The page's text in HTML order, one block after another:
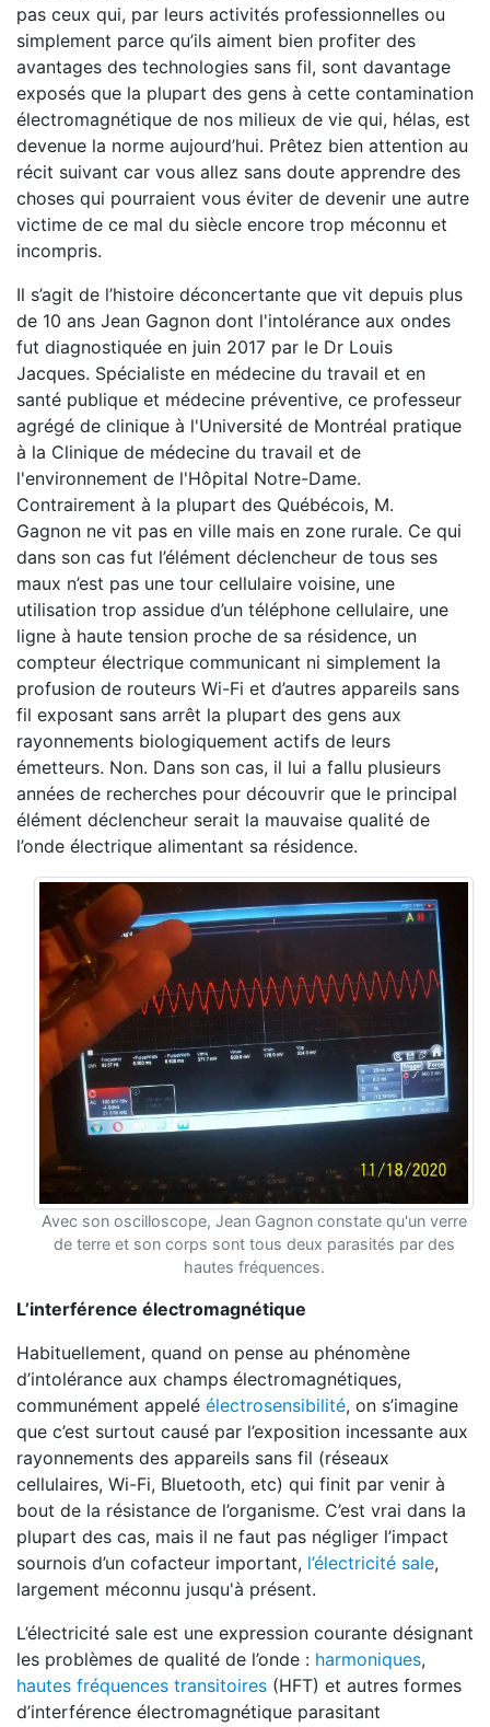
pas ceux qui, par leurs activités professionnelles ou
simplement parce qu’ils aiment bien profiter des
avantages des technologies sans fil, sont davantage
exposés que la plupart des gens à cette contamination
électromagnétique de nos milieux de vie qui, hélas, est
devenue la norme aujourd’hui. Prêtez bien attention au
récit suivant car vous allez sans doute apprendre des
choses qui pourraient vous éviter de devenir une autre
victime de ce mal du siècle encore trop méconnu et
incompris.
Il s’agit de l’histoire déconcertante que vit depuis plus
de 10 ans Jean Gagnon dont l'intolérance aux ondes
fut diagnostiquée en juin 2017 par le Dr Louis
Jacques. Spécialiste en médecine du travail et en
santé publique et médecine préventive, ce professeur
agrégé de clinique à l'Université de Montréal pratique
à la Clinique de médecine du travail et de
l'environnement de l'Hôpital Notre-Dame.
Contrairement à la plupart des Québécois, M.
Gagnon ne vit pas en ville mais en zone rurale. Ce qui
dans son cas fut l’élément déclencheur de tous ses
maux n’est pas une tour cellulaire voisine, une
utilisation trop assidue d’un téléphone cellulaire, une
ligne à haute tension proche de sa résidence, un
compteur électrique communicant ni simplement la
profusion de routeurs Wi-Fi et d’autres appareils sans
fil exposant sans arrêt la plupart des gens aux
rayonnements biologiquement actifs de leurs
émetteurs. Non. Dans son cas, il lui a fallu plusieurs
années de recherches pour découvrir que le principal
élément déclencheur serait la mauvaise qualité de
l’onde électrique alimentant sa résidence.
Avec son oscilloscope, Jean Gagnon constate qu'un verre
de terre et son corps sont tous deux parasités par des
hautes fréquences.
L’interférence électromagnétique
Habituellement, quand on pense au phénomène
d’intolérance aux champs électromagnétiques,
communément appelé électrosensibilité, on s’imagine
que c’est surtout causé par l’exposition incessante aux
rayonnements des appareils sans fil (réseaux
cellulaires, Wi-Fi, Bluetooth, etc) qui finit par venir à
bout de la résistance de l’organisme. C’est vrai dans la
plupart des cas, mais il ne faut pas négliger l’impact
sournois d’un cofacteur important, l’électricité sale,
largement méconnu jusqu'à présent.
L’électricité sale est une expression courante désignant
les problèmes de qualité de l’onde : harmoniques,
hautes fréquences transitoires (HFT) et autres formes
d’interférence électromagnétique parasitant